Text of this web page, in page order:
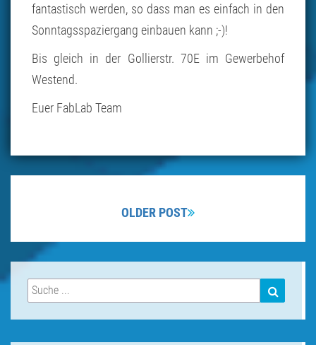
fantastisch werden, so dass man es einfach in den
Sonntagsspaziergang einbauen kann ;-)!
Bis gleich in der Gollierstr. 70E im Gewerbehof
Westend.
Euer FabLab Team
OLDER POST
Suchen
nach: